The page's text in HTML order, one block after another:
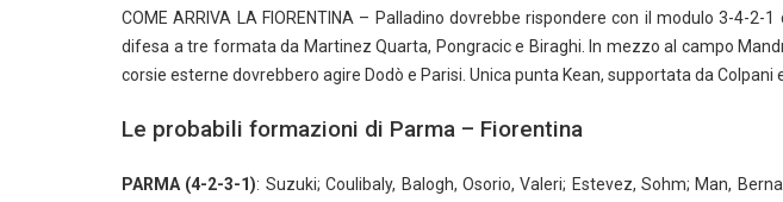
COME ARRIVA LA FIORENTINA – Palladino dovrebbe rispondere con il modulo 3-4-2-
difesa a tre formata da Martinez Quarta, Pongracic e Biraghi. In mezzo al campo
corsie esterne dovrebbero agire Dodò e Parisi. Unica punta Kean, supportata da Colpani e
Le probabili formazioni di Parma – Fiorentina
PARMA (4-2-3-1): Suzuki; Coulibaly, Balogh, Osorio, Valeri; Estevez, Sohm; Man,